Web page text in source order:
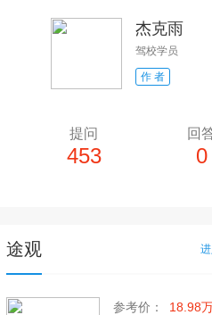
杰克雨
驾校学员
作 者
提问
453
回
0
途观
参考价：
18.98
，单个视频小于200M